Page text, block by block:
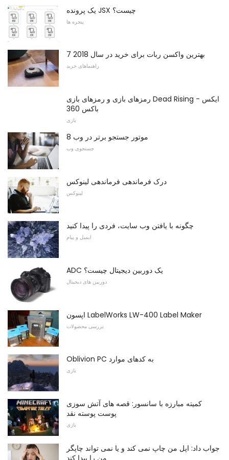
یک پرونده JSX چیست؟
پنجره ها
7 بهترین واکسن ربات برای خرید در سال 2018
راهنماهای خرید
رمزهای بازی و رمزهای بازی Dead Rising - ایکس
باکس 360
بازی
8 موتور جستجو برتر در وب
جستجوی وب
درک فرماندهی فرماندهی لینوکس
لینوکس
چگونه با یافتن وب سایت، فردی را پیدا کنید
ایمیل و پیام
ADC یک دوربین دیجیتال چیست؟
دوربین های دیجیتال
اپسون LabelWorks LW-400 Label Maker
بررسی محصولات
Oblivion PC به کدهای موارد
بازی
کمیته مبارزه با سانسور: قصه های آتش سوزی
پوست پوسته نقد
بازی
جواب داد: اپل من چاپ نمی کند و یا نمی تواند چاپگر
من را پیدا کند